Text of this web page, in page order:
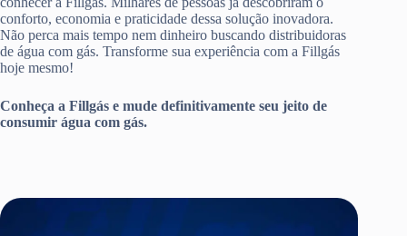
conforto, economia e praticidade dessa solução inovadora.
Não perca mais tempo nem dinheiro buscando distribuidoras
de água com gás. Transforme sua experiência com a Fillgás
hoje mesmo!
Conheça a Fillgás e mude definitivamente seu jeito de
consumir água com gás.